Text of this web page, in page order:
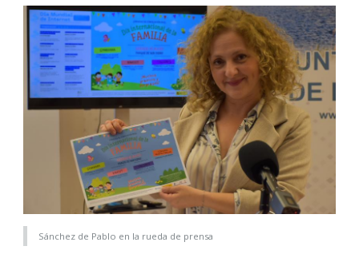
Sánchez de Pablo en la rueda de prensa